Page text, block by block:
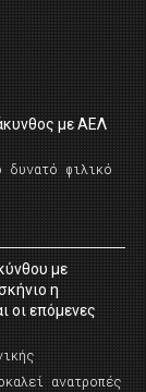
με ΑΕΛ
φιλικό
με
η
οι επόμενες
ανατροπές